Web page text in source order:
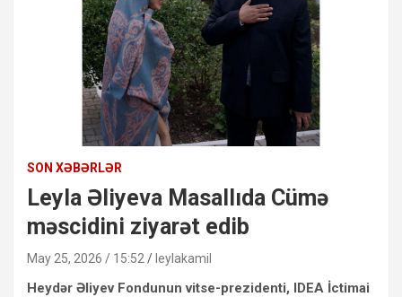
SON XƏBƏRLƏR
Leyla Əliyeva Masallıda Cümə
məscidini ziyarət edib
May 25, 2026 / 15:52 leylakamil
Heydər Əliyev Fondunun vitse-prezidenti, IDEA İctimai